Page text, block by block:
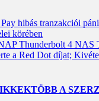
hibás tranzakciói
körében
Thunderbolt 4 NAS
a Red Dot díjat;
TÖBB A